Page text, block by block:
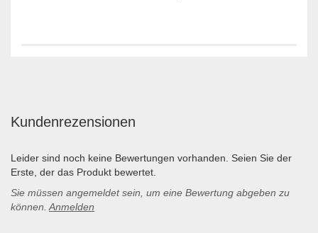
Kundenrezensionen
Leider sind noch keine Bewertungen vorhanden. Seien Sie der
Erste, der das Produkt bewertet.
Sie müssen angemeldet sein, um eine Bewertung abgeben zu
können. Anmelden